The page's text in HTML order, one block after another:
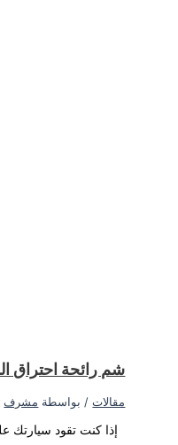
بعض الأسباب المحتملة لذلك...